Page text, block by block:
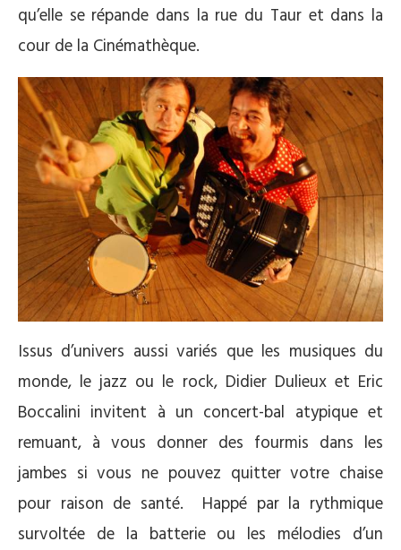
qu’elle se répande dans la rue du Taur et dans la
cour de la Cinémathèque.
Issus d’univers aussi variés que les musiques du
monde, le jazz ou le rock, Didier Dulieux et Eric
Boccalini invitent à un concert-bal atypique et
remuant, à vous donner des fourmis dans les
jambes si vous ne pouvez quitter votre chaise
pour raison de santé. Happé par la rythmique
survoltée de la batterie ou les mélodies d’un